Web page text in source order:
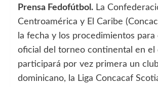
Prensa Fedofútbol. La
Centroamérica y El Caribe
la fecha y los procedimientos
oficial del torneo continental en el
participará por vez primera un
dominicano, la Liga Concacaf